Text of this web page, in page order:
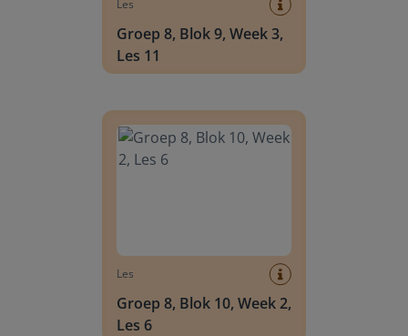
Les
Groep 8, Blok 9, Week 3,
Les 11
Les
Groep 8, Blok 10, Week 2,
Les 6